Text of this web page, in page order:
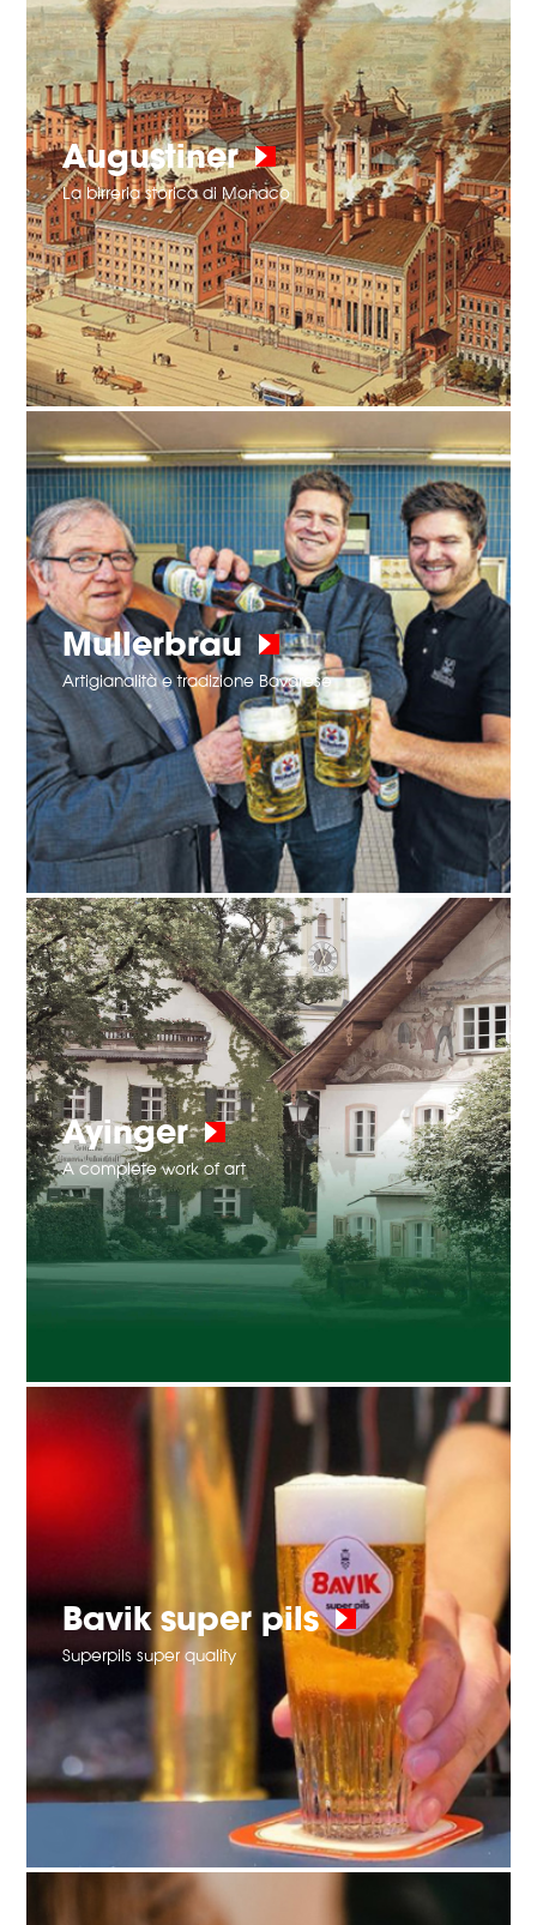
Augustiner
La birreria storica di Monaco
Mullerbrau
Artigianalità e tradizione Bavarese
Ayinger
A complete work of art
Bavik super pils
Superpils super quality